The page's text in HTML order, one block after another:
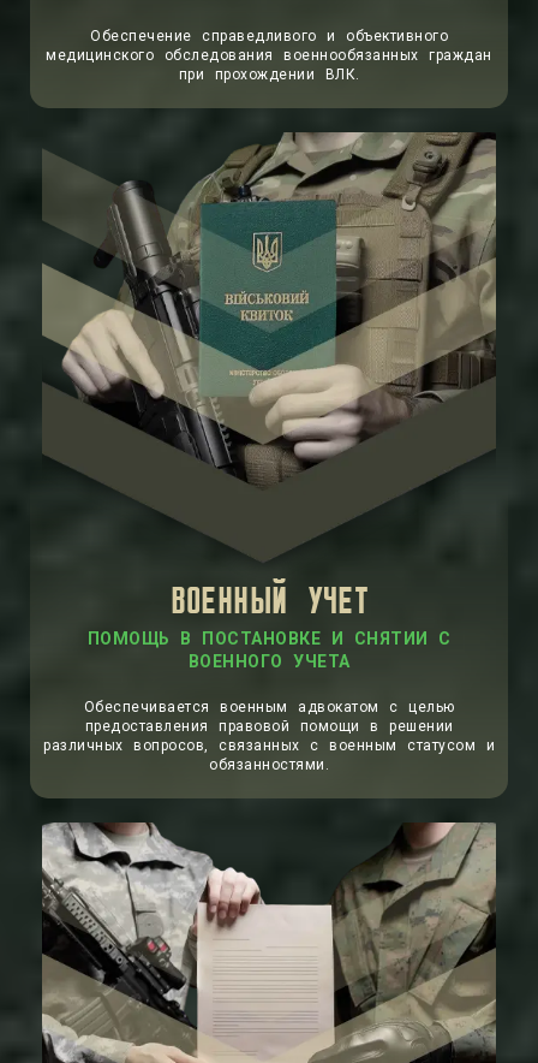
Обеспечение справедливого и объективного
медицинского обследования военнообязанных граждан
при прохождении ВЛК.
ВОЕННЫЙ УЧЕТ
ПОМОЩЬ В ПОСТАНОВКЕ И СНЯТИИ С
ВОЕННОГО УЧЕТА
Обеспечивается военным адвокатом с целью
предоставления правовой помощи в решении
различных вопросов, связанных с военным статусом и
обязанностями.